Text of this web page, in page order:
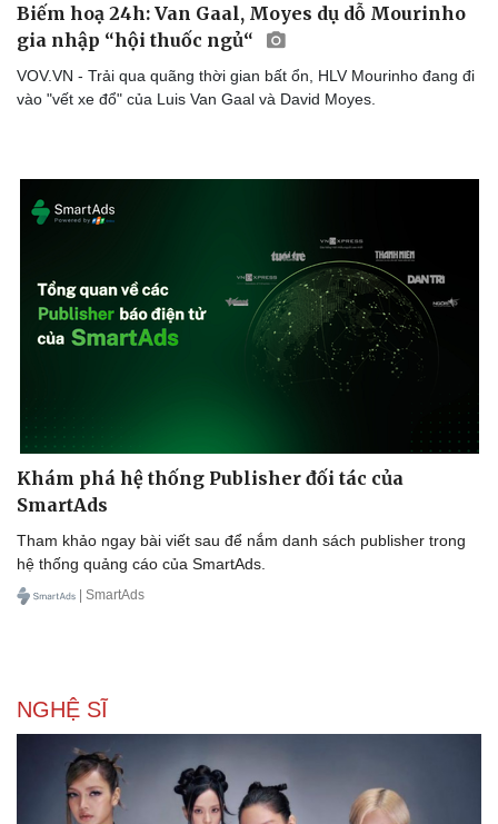
Nhi khoa
Nam khoa
Làm đẹp - giảm cân
Phòng mạch online
Ăn sạch sống khỏe
Biếm hoạ 24h: Van Gaal, Moyes dụ dỗ Mourinho
gia nhập “hội thuốc ngủ“
VOV.VN - Trải qua quãng thời gian bất ổn, HLV Mourinho đang đi
vào "vết xe đổ" của Luis Van Gaal và David Moyes.
Khám phá hệ thống Publisher đối tác của
SmartAds
Tham khảo ngay bài viết sau để nắm danh sách publisher trong
hệ thống quảng cáo của SmartAds.
| SmartAds
NGHỆ SĨ